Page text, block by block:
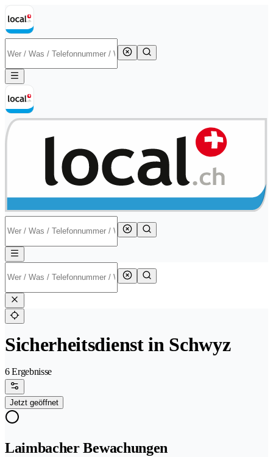
Sicherheitsdienst in Schwyz
6 Ergebnisse
Jetzt geöffnet
Laimbacher Bewachungen